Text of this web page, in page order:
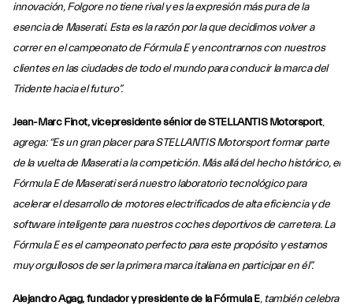
innovación, Folgore no tiene rival y es la expresión más pura de la
esencia de Maserati. Esta es la razón por la que decidimos volver a
correr en el campeonato de Fórmula E y encontrarnos con nuestros
clientes en las ciudades de todo el mundo para conducir la marca del
Tridente hacia el futuro”.
Jean-Marc Finot, vicepresidente sénior de STELLANTIS Motorsport,
agrega: “Es un gran placer para STELLANTIS Motorsport formar parte
de la vuelta de Maserati a la competición. Más allá del hecho histórico, el
Fórmula E de Maserati será nuestro laboratorio tecnológico para
acelerar el desarrollo de motores electrificados de alta eficiencia y de
software inteligente para nuestros coches deportivos de carretera. La
Fórmula E es el campeonato perfecto para este propósito y estamos
muy orgullosos de ser la primera marca italiana en participar en él”.
Alejandro Agag, fundador y presidente de la Fórmula E, también celebra